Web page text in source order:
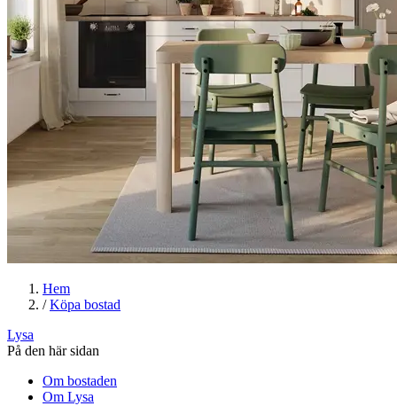
Hem
/ Köpa bostad
Lysa
På den här sidan
Om bostaden
Om Lysa